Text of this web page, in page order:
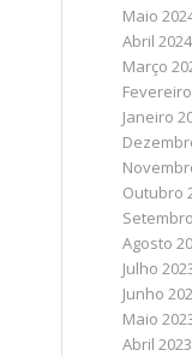
Maio
Abril 2024
Março
Janeiro
Outubro
Agosto
Julho
Junho
Maio
Abril 2023